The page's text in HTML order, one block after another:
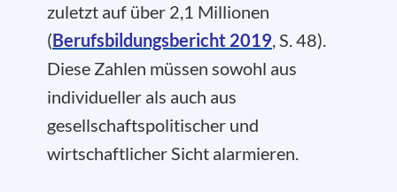
zuletzt auf über 2,1 Millionen
(Berufsbildungsbericht 2019, S. 48).
Diese Zahlen müssen sowohl aus
individueller als auch aus
gesellschaftspolitischer und
wirtschaftlicher Sicht alarmieren.